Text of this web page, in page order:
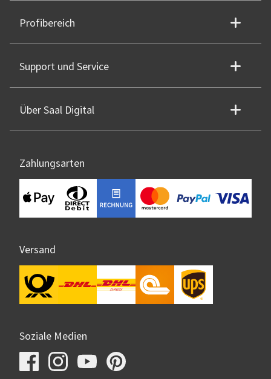
Profibereich
Support und Service
Über Saal Digital
Zahlungsarten
Versand
Soziale Medien